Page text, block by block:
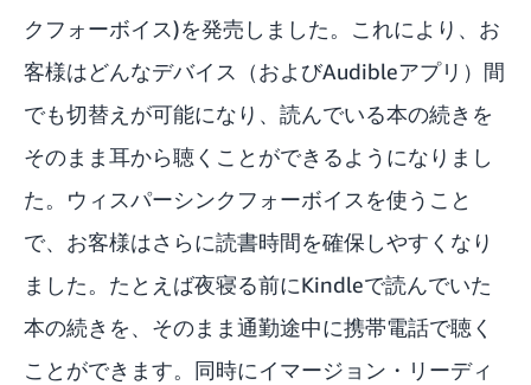
クフォーボイス)を発売しました。これにより、お
客様はどんなデバイス（およびAudibleアプリ）間
でも切替えが可能になり、読んでいる本の続きを
そのまま耳から聴くことができるようになりまし
た。ウィスパーシンクフォーボイスを使うこと
で、お客様はさらに読書時間を確保しやすくなり
ました。たとえば夜寝る前にKindleで読んでいた
本の続きを、そのまま通勤途中に携帯電話で聴く
ことができます。同時にイマージョン・リーディ